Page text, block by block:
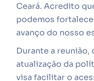
Ceará. Acredito
podemos
avanço do nosso
Durante a
atualização da
visa facilitar o